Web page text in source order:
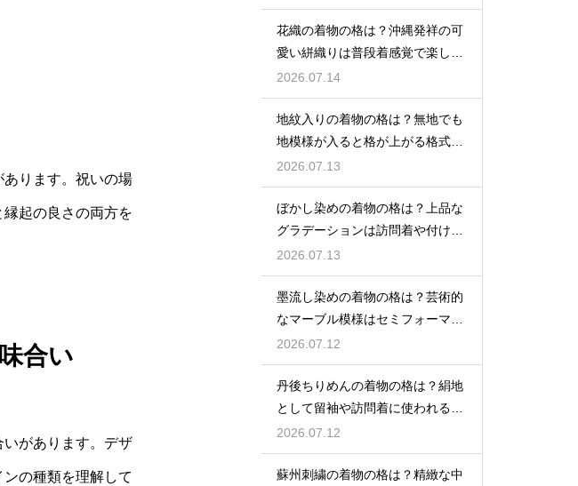
ります。祝いの場
起の良さの両方を
合い
があります。デザ
の種類を理解して
花織の着物の格は？沖縄発祥の可
愛い絣織りは普段着感覚で楽しめ
る
2026.07.14
地紋入りの着物の格は？無地でも
地模様が入ると格が上がる格式を
解説
2026.07.13
ぼかし染めの着物の格は？上品な
グラデーションは訪問着や付け下
げで格調アップ
2026.07.13
墨流し染めの着物の格は？芸術的
なマーブル模様はセミフォーマル
な装いにも映える
2026.07.12
丹後ちりめんの着物の格は？絹地
として留袖や訪問着に使われる高
級素材
2026.07.12
蘇州刺繍の着物の格は？精緻な中